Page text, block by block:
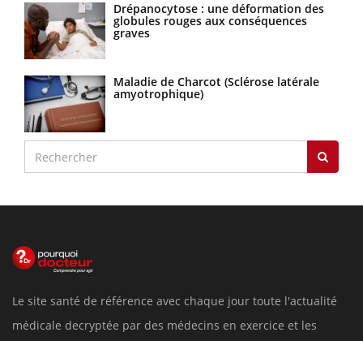
Drépanocytose : une déformation des
globules rouges aux conséquences
graves
Maladie de Charcot (Sclérose latérale
amyotrophique)
Le site santé de référence avec chaque jour toute l'actualité
médicale decryptée par des médecins en exercice et les